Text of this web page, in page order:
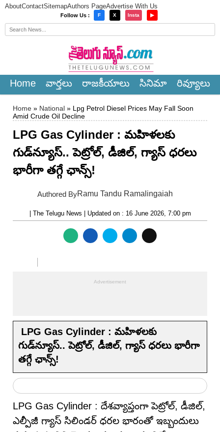
AboutContactSitemapAuthors PageAdvertise With Us
Follow Us : F X Insta ▶
Home వార్త‌లు రాజ‌కీయాలు సినిమా రివ్యూలు
Home » National » Lpg Petrol Diesel Prices May Fall Soon
Amid Crude Oil Decline
LPG Gas Cylinder : మహిళలకు
గుడ్‌న్యూస్.. పెట్రోల్, డీజిల్, గ్యాస్ ధరలు
భారీగా తగ్గే ఛాన్స్!
Authored ByRamu Tandu Ramalingaiah
| The Telugu News | Updated on : 16 June 2026, 7:00 pm
LPG Gas Cylinder : మహిళలకు
గుడ్‌న్యూస్.. పెట్రోల్, డీజిల్, గ్యాస్ ధరలు భారీగా
తగ్గే ఛాన్స్!
LPG Gas Cylinder : దేశవ్యాప్తంగా పెట్రోల్, డీజిల్,
ఎల్పీజీ గ్యాస్ సిలిండర్ ధరల భారంతో ఇబ్బందులు